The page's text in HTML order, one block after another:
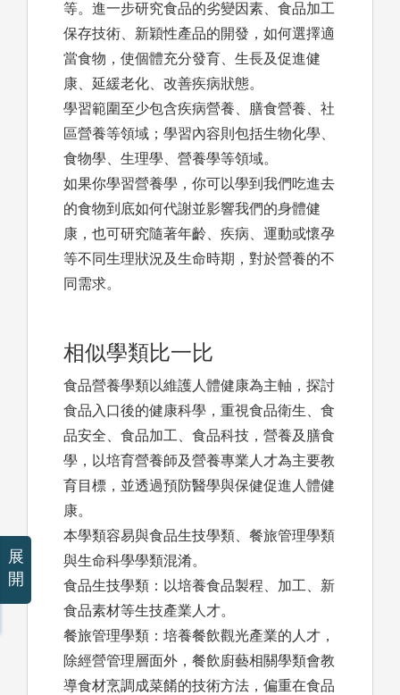
等。進一步研究食品的劣變因素、食品加工
保存技術、新穎性產品的開發，如何選擇適
當食物，使個體充分發育、生長及促進健
康、延緩老化、改善疾病狀態。
學習範圍至少包含疾病營養、膳食營養、社
區營養等領域；學習內容則包括生物化學、
食物學、生理學、營養學等領域。
如果你學習營養學，你可以學到我們吃進去
的食物到底如何代謝並影響我們的身體健
康，也可研究隨著年齡、疾病、運動或懷孕
等不同生理狀況及生命時期，對於營養的不
同需求。
相似學類比一比
食品營養學類以維護人體健康為主軸，探討
食品入口後的健康科學，重視食品衛生、食
品安全、食品加工、食品科技，營養及膳食
學，以培育營養師及營養專業人才為主要教
育目標，並透過預防醫學與保健促進人體健
康。
本學類容易與食品生技學類、餐旅管理學類
與生命科學學類混淆。
食品生技學類：以培養食品製程、加工、新
食品素材等生技產業人才。
餐旅管理學類：培養餐飲觀光產業的人才，
除經營管理層面外，餐飲廚藝相關學類會教
導食材烹調成菜餚的技術方法，偏重在食品
展
開